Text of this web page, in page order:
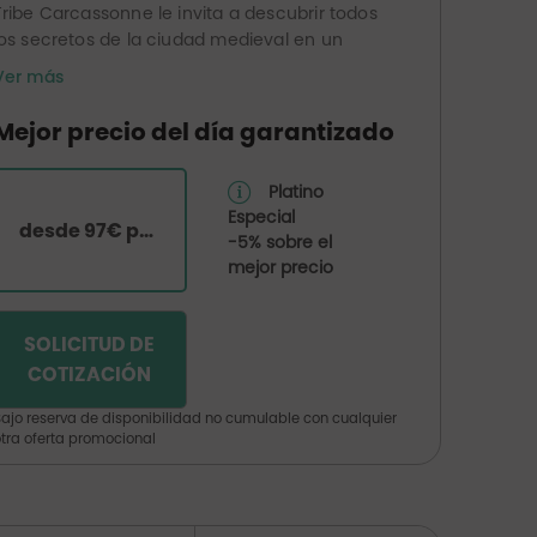
Carcassonne le invita a descubrir todos
secretos de la ciudad medieval en un
urbano único y elegante. En Tribe,
de las habitaciones hasta el
diseño de las zonas de estar y
Abra la puerta de la cafetería y
tentar por los platos de autor o por un
en la azotea con impresionantes vistas
la ciudad medieval.
más
precio del día garantizado
desde 97€ por habitación
Platino
Especial
-5% sobre el
mejor precio
SOLICITUD DE
COTIZACIÓN
reserva de disponibilidad no cumulable con cualquier
oferta promocional